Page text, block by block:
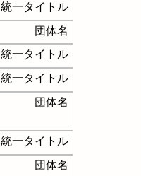
統一タイトル
団体名
統一タイトル
統一タイトル
団体名
統一タイトル
団体名